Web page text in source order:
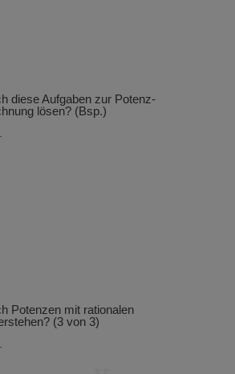
diese Aufgaben zur Potenz-
lösen? (Bsp.)
Potenzen mit rationalen
(3 von 3)